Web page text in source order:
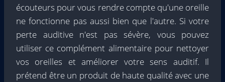
écouteurs pour vous rendre compte qu'une oreille
ne fonctionne pas aussi bien que l'autre. Si votre
perte auditive n'est pas sévère, vous pouvez
utiliser ce complément alimentaire pour nettoyer
vos oreilles et améliorer votre sens auditif. Il
prétend être un produit de haute qualité avec une